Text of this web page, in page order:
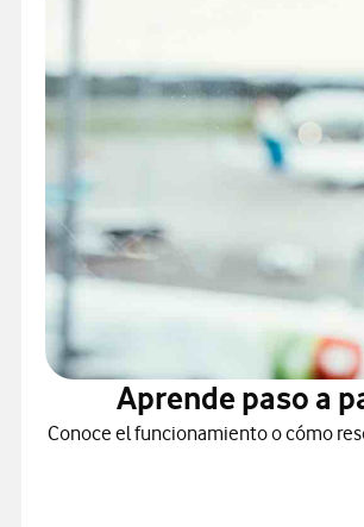
Aprende paso a
Conoce el funcionamiento o cómo